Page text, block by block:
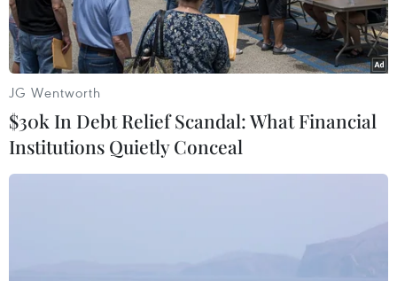
Tỷ phú Warren Buffett. (Nguồn: Wireimage)
JG Wentworth
$30k In Debt Relief Scandal: What Financial
Institutions Quietly Conceal